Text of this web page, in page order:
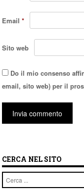
Email*
Sito web
Do il mio consenso
email, sito web) per il
CERCA NEL SITO
Cerca